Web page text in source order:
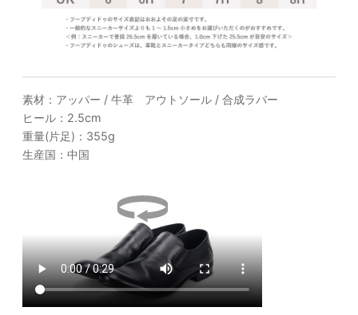
素材：アッパー / 牛革 アウトソール / 合成ラバー
ヒール：2.5cm
重量(片足)：355g
生産国：中国